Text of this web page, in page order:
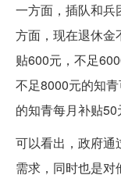
一方面，插队和兵
方面，现在退休金
贴600元，不足
不足8000元的知
的知青每月补贴50
可以看出，政府通
需求，同时也是